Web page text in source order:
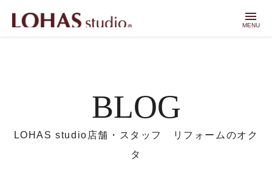
menu
MENU
BLOG
LOHAS studio店舗・スタッフ リフォームのオク
タ